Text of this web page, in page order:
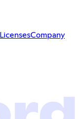
LicensesCompany